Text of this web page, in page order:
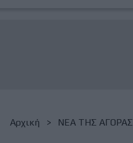
Αρχική NΕΑ ΤΗΣ ΑΓΟΡΑΣ